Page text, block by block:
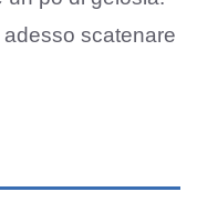
scatenare